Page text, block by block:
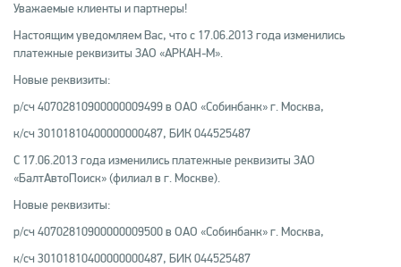
Уважаемые клиенты и партнеры!
Настоящим уведомляем Вас, что с 17.06.2013 года изменились
платежные реквизиты ЗАО «АРКАН-М».
Новые реквизиты:
р/сч 40702810900000009499 в ОАО «Собинбанк» г. Москва,
к/сч 30101810400000000487, БИК 044525487
С 17.06.2013 года изменились платежные реквизиты ЗАО
«БалтАвтоПоиск» (филиал в г. Москве).
Новые реквизиты:
р/сч 40702810900000009500 в ОАО «Собинбанк» г. Москва,
к/сч 30101810400000000487, БИК 044525487